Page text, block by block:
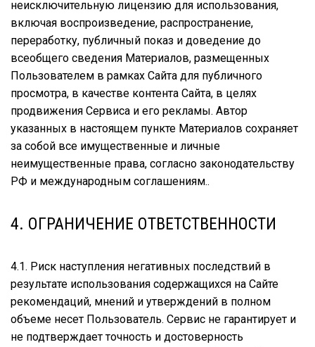
неисключительную лицензию для использования,
включая воспроизведение, распространение,
переработку, публичный показ и доведение до
всеобщего сведения Материалов, размещенных
Пользователем в рамках Сайта для публичного
просмотра, в качестве контента Сайта, в целях
продвижения Сервиса и его рекламы. Автор
указанных в настоящем пункте Материалов сохраняет
за собой все имущественные и личные
неимущественные права, согласно законодательству
РФ и международным соглашениям..
4. ОГРАНИЧЕНИЕ ОТВЕТСТВЕННОСТИ
4.1. Риск наступления негативных последствий в
результате использования содержащихся на Сайте
рекомендаций, мнений и утверждений в полном
объеме несет Пользователь. Сервис не гарантирует и
не подтверждает точность и достоверность